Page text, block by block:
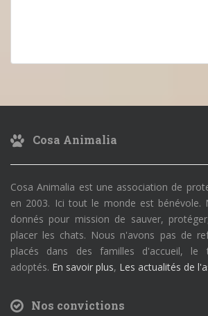
Cosa Animalia
Cosa Animalia est une association de
en 2003. Ici tout le monde est bénévole.
donnés pour mission de sauver,
placer les chats. Nous n'avons pas de
placés dans des familles d'accueil, le
adoptés. En savoir plus, Les actualités de
Nos convictions